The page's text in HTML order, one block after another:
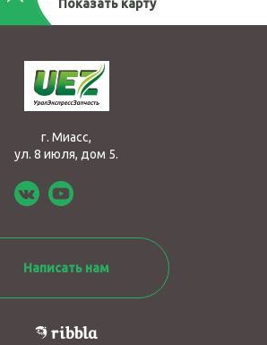
Показать карту
г. Миасс,
ул. 8 июля, дом 5.
Написать нам